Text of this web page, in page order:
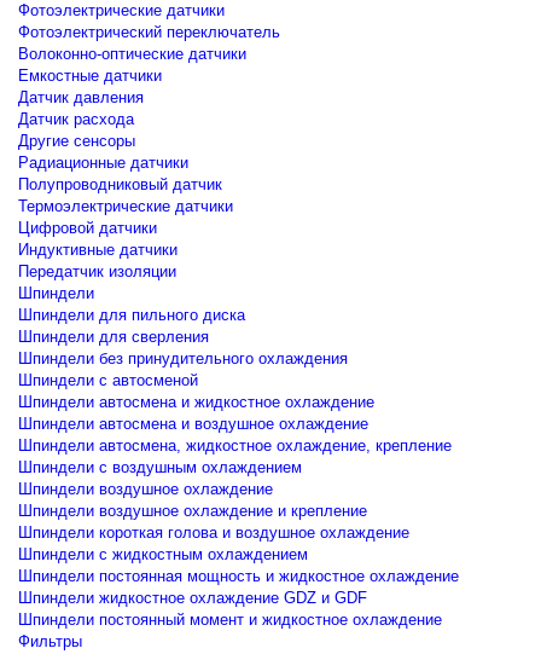
Фотоэлектрические датчики
Фотоэлектрический переключатель
Волоконно-оптические датчики
Емкостные датчики
Датчик давления
Датчик расхода
Другие сенсоры
Радиационные датчики
Полупроводниковый датчик
Термоэлектрические датчики
Цифровой датчики
Индуктивные датчики
Передатчик изоляции
Шпиндели
Шпиндели для пильного диска
Шпиндели для сверления
Шпиндели без принудительного охлаждения
Шпиндели с автосменой
Шпиндели автосмена и жидкостное охлаждение
Шпиндели автосмена и воздушное охлаждение
Шпиндели автосмена, жидкостное охлаждение, крепление
Шпиндели с воздушным охлаждением
Шпиндели воздушное охлаждение
Шпиндели воздушное охлаждение и крепление
Шпиндели короткая голова и воздушное охлаждение
Шпиндели с жидкостным охлаждением
Шпиндели постоянная мощность и жидкостное охлаждение
Шпиндели жидкостное охлаждение GDZ и GDF
Шпиндели постоянный момент и жидкостное охлаждение
Фильтры